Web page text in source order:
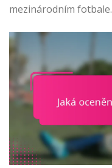
mezinárodním fotbale.